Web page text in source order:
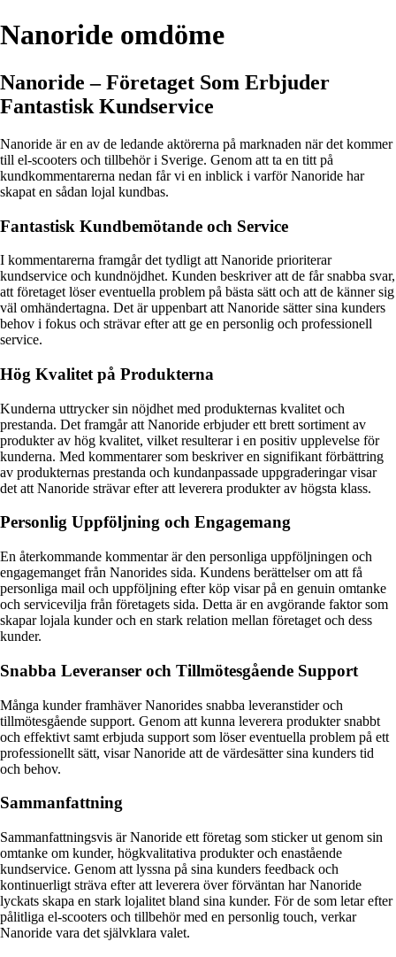
Nanoride omdöme
Nanoride – Företaget Som Erbjuder
Fantastisk Kundservice
Nanoride är en av de ledande aktörerna på marknaden när det kommer
till el-scooters och tillbehör i Sverige. Genom att ta en titt på
kundkommentarerna nedan får vi en inblick i varför Nanoride har
skapat en sådan lojal kundbas.
Fantastisk Kundbemötande och Service
I kommentarerna framgår det tydligt att Nanoride prioriterar
kundservice och kundnöjdhet. Kunden beskriver att de får snabba svar,
att företaget löser eventuella problem på bästa sätt och att de känner sig
väl omhändertagna. Det är uppenbart att Nanoride sätter sina kunders
behov i fokus och strävar efter att ge en personlig och professionell
service.
Hög Kvalitet på Produkterna
Kunderna uttrycker sin nöjdhet med produkternas kvalitet och
prestanda. Det framgår att Nanoride erbjuder ett brett sortiment av
produkter av hög kvalitet, vilket resulterar i en positiv upplevelse för
kunderna. Med kommentarer som beskriver en signifikant förbättring
av produkternas prestanda och kundanpassade uppgraderingar visar
det att Nanoride strävar efter att leverera produkter av högsta klass.
Personlig Uppföljning och Engagemang
En återkommande kommentar är den personliga uppföljningen och
engagemanget från Nanorides sida. Kundens berättelser om att få
personliga mail och uppföljning efter köp visar på en genuin omtanke
och servicevilja från företagets sida. Detta är en avgörande faktor som
skapar lojala kunder och en stark relation mellan företaget och dess
kunder.
Snabba Leveranser och Tillmötesgående Support
Många kunder framhäver Nanorides snabba leveranstider och
tillmötesgående support. Genom att kunna leverera produkter snabbt
och effektivt samt erbjuda support som löser eventuella problem på ett
professionellt sätt, visar Nanoride att de värdesätter sina kunders tid
och behov.
Sammanfattning
Sammanfattningsvis är Nanoride ett företag som sticker ut genom sin
omtanke om kunder, högkvalitativa produkter och enastående
kundservice. Genom att lyssna på sina kunders feedback och
kontinuerligt sträva efter att leverera över förväntan har Nanoride
lyckats skapa en stark lojalitet bland sina kunder. För de som letar efter
pålitliga el-scooters och tillbehör med en personlig touch, verkar
Nanoride vara det självklara valet.